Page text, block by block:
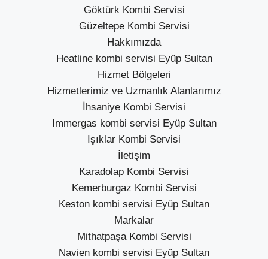
Göktürk Kombi Servisi
Güzeltepe Kombi Servisi
Hakkımızda
Heatline kombi servisi Eyüp Sultan
Hizmet Bölgeleri
Hizmetlerimiz ve Uzmanlık Alanlarımız
İhsaniye Kombi Servisi
Immergas kombi servisi Eyüp Sultan
Işıklar Kombi Servisi
İletişim
Karadolap Kombi Servisi
Kemerburgaz Kombi Servisi
Keston kombi servisi Eyüp Sultan
Markalar
Mithatpaşa Kombi Servisi
Navien kombi servisi Eyüp Sultan